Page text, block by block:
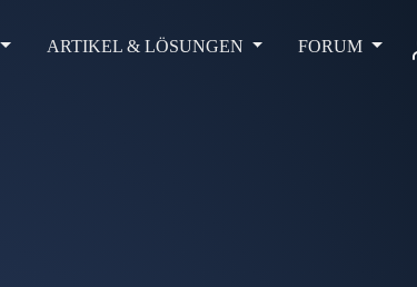
ARTIKEL & LÖSUNGEN FORUM